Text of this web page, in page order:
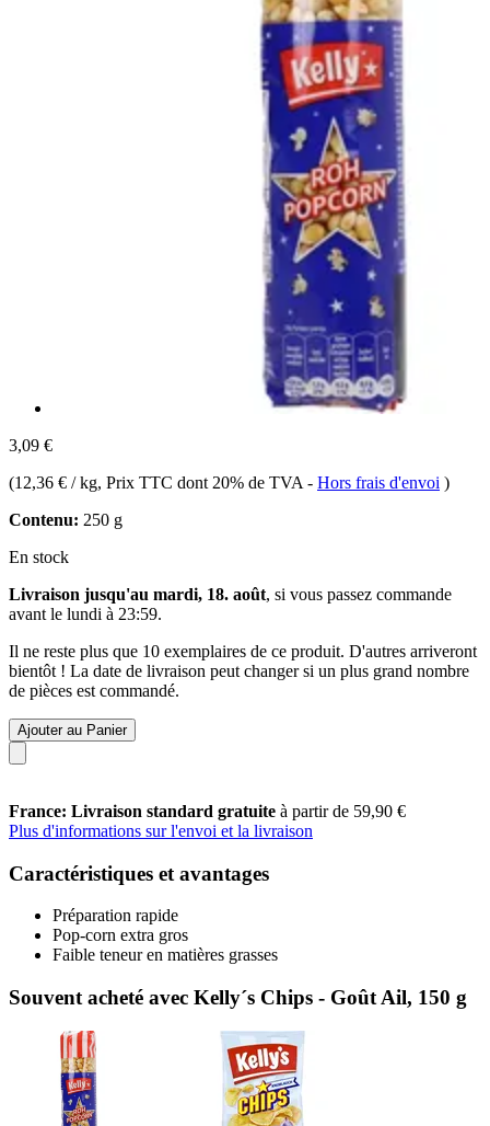
3,09 €
(12,36 € / kg, Prix TTC dont 20% de TVA - Hors frais d'envoi )
Contenu: 250 g
En stock
Livraison jusqu'au mardi, 18. août, si vous passez commande
avant le lundi à 23:59.
Il ne reste plus que 10 exemplaires de ce produit. D'autres arriveront
bientôt ! La date de livraison peut changer si un plus grand nombre
de pièces est commandé.
Ajouter au Panier
France: Livraison standard gratuite à partir de 59,90 €
Plus d'informations sur l'envoi et la livraison
Caractéristiques et avantages
Préparation rapide
Pop-corn extra gros
Faible teneur en matières grasses
Souvent acheté avec Kelly´s Chips - Goût Ail, 150 g